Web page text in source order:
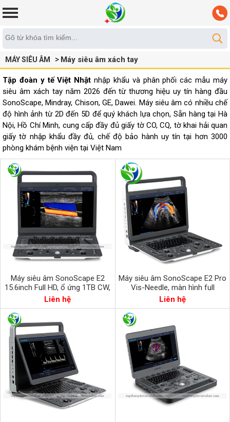
MÁY SIÊU ÂM Máy siêu âm xách tay
Tập đoàn y tế Việt Nhật nhập khẩu và phân phối các mẫu máy
siêu âm xách tay năm 2026 đến từ thương hiệu uy tín hàng đầu
SonoScape, Mindray, Chison, GE, Dawei. Máy siêu âm có nhiều chế
độ hình ảnh từ 2D đến 5D để quý khách lựa chọn, Sẵn hàng tại Hà
Nội, Hồ Chí Minh, cung cấp đầy đủ giấy tờ CO, CQ, tờ khai hải quan
giấy tờ nhập khẩu đầy đủ, chế độ bảo hành uy tín tại hơn 3000
phòng khám bệnh viện tại Việt Nam
Máy siêu âm SonoScape E2
15.6inch Full HD, ổ ứng 1TB CW,
PW, TDI
Liên hệ
Máy siêu âm SonoScape E2 Pro
Vis-Needle, màn hình full
HD15.6inch, ổ cứng 1TB
Liên hệ